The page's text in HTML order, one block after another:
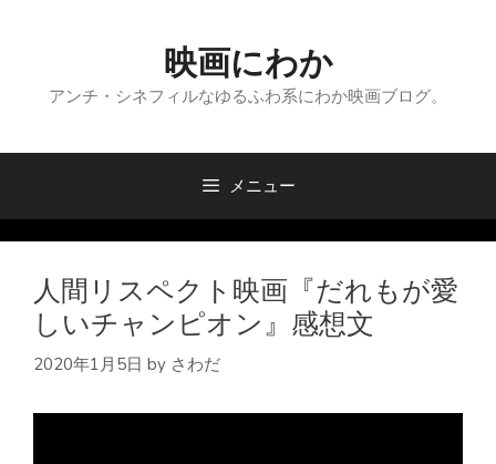
へ
映画にわか
アンチ・シネフィルなゆるふわ系にわか映画ブログ。
メニュー
人間リスペクト映画『だれもが愛
しいチャンピオン』感想文
2020年1月5日 by さわだ